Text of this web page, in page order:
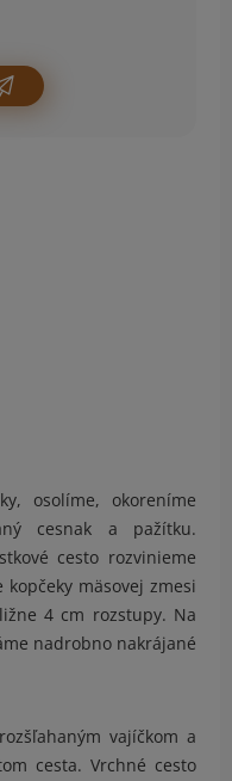
osolíme, okoreníme
cesnak a pažítku.
cesto rozvinieme
mäsovej zmesi
4 cm rozstupy. Na
nadrobno nakrájané
vajíčkom a
cesta. Vrchné cesto